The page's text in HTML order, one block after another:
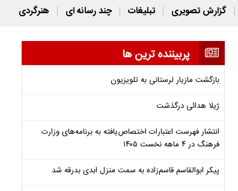
گزارش تصویری تبلیغات چند رسانه ای هنرگردی
پربیننده ترین ها
بازگشت مازیار لرستانی به تلویزیون
ژیلا هدائی درگذشت
انتشار فهرست اعتبارات اختصاص‌یافته به برنامه‌های وزارت
فرهنگ در ۴ ماهه نخست ۱۴۰۵
پیکر ابوالقاسم قاسم‌زاده به سمت منزل ابدی بدرقه شد